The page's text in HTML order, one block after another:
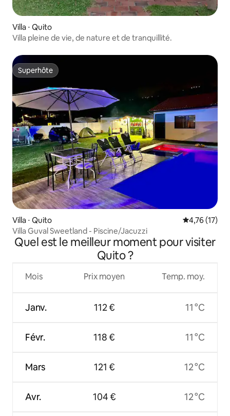
Villa ⋅ Quito
Villa pleine de vie, de nature et de tranquillité.
Superhôte
Superhôte
Villa ⋅ Quito Évaluation
4,76 (17)
Villa Guval Sweetland - Piscine/Jacuzzi
Quel est le meilleur moment pour visiter
Quito ?
Mois
Janv.
Févr.
Mars
Avr.
Prix moyen
112 €
118 €
121 €
104 €
Temp. moy.
11 °C
11 °C
12 °C
12 °C